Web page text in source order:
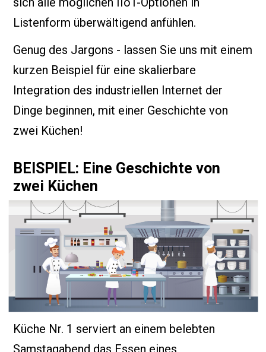
Listenform überwältigend anfühlen.
Genug des Jargons - lassen Sie uns mit einem
kurzen Beispiel für eine skalierbare
Integration des industriellen Internet der
Dinge beginnen, mit einer Geschichte von
zwei Küchen!
BEISPIEL: Eine Geschichte von
zwei Küchen
Küche Nr. 1 serviert an einem belebten
Samstagabend das Essen eines